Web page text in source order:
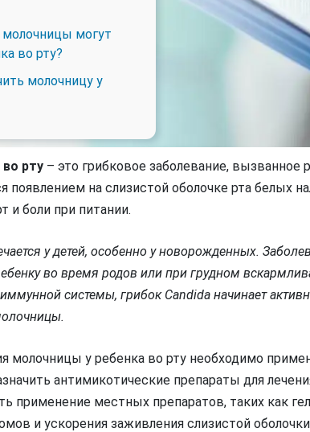
могут
во рту?
молочницу у
рту – это грибковое заболевание, вызванное
появлением на слизистой оболочке рта белых
боли при питании.
у детей, особенно у новорожденных.
во время родов или при грудном
системы, грибок Candida начинает
молочницы у ребенка во рту необходимо
антимикотические препараты для
применение местных препаратов, таких как
и ускорения заживления слизистой